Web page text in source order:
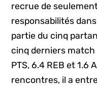
recrue de
responsabilités
partie du cinq
cinq derniers
PTS, 6.4 REB et 1.6
rencontres, il a